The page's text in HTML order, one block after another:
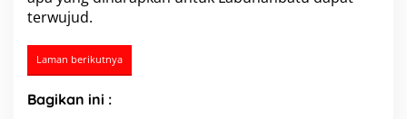
terwujud.
Laman berikutnya
Bagikan ini :